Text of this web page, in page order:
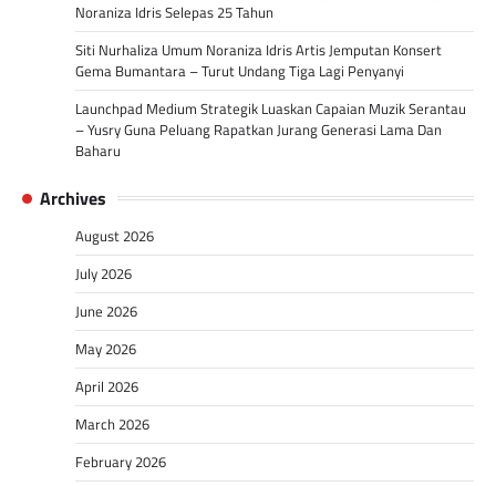
Noraniza Idris Selepas 25 Tahun
Siti Nurhaliza Umum Noraniza Idris Artis Jemputan Konsert
Gema Bumantara – Turut Undang Tiga Lagi Penyanyi
Launchpad Medium Strategik Luaskan Capaian Muzik Serantau
– Yusry Guna Peluang Rapatkan Jurang Generasi Lama Dan
Baharu
Archives
August 2026
July 2026
June 2026
May 2026
April 2026
March 2026
February 2026